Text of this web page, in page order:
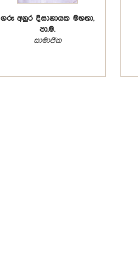
ගරු අනුර දිසානායක මහතා,
පා.ම.
සාමාජික